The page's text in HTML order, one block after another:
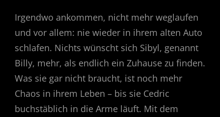
Irgendwo ankommen, nicht mehr weglaufen
und vor allem: nie wieder in ihrem alten Auto
schlafen. Nichts wünscht sich Sibyl, genannt
Billy, mehr, als endlich ein Zuhause zu finden.
Was sie gar nicht braucht, ist noch mehr
Chaos in ihrem Leben – bis sie Cedric
buchstäblich in die Arme läuft. Mit dem